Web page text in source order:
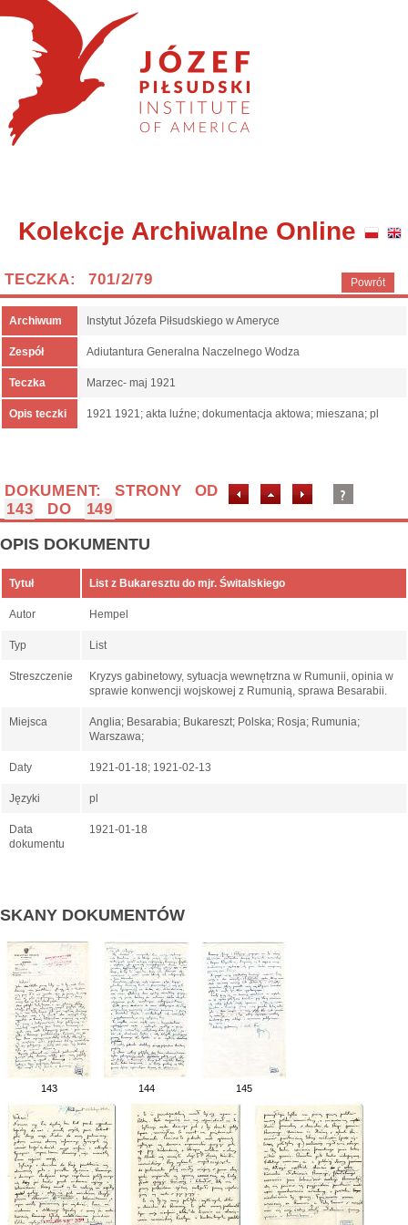
Kolekcje Archiwalne Online
Powrót
TECZKA: 701/2/79
Archiwum Instytut Józefa Piłsudskiego w Ameryce
Zespół Adiutantura Generalna Naczelnego Wodza
Teczka Marzec- maj 1921
Opis teczki 1921 1921; akta luźne; dokumentacja aktowa; mieszana; pl
DOKUMENT: STRONY OD
143
DO 149
OPIS DOKUMENTU
Tytuł List z Bukaresztu do mjr. Świtalskiego
Autor Hempel
Typ List
Streszczenie
Kryzys gabinetowy, sytuacja wewnętrzna w Rumunii, opinia w
sprawie konwencji wojskowej z Rumunią, sprawa Besarabii.
Miejsca
Anglia; Besarabia; Bukareszt; Polska; Rosja; Rumunia;
Warszawa;
Daty 1921-01-18; 1921-02-13
Języki pl
Data
dokumentu
1921-01-18
SKANY DOKUMENTÓW
143 144 145